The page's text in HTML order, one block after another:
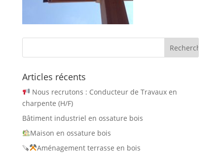
Articles récents
Nous recrutons : Conducteur de Travaux en
charpente (H/F)
Bâtiment industriel en ossature bois
Maison en ossature bois
🪚
Aménagement terrasse en bois